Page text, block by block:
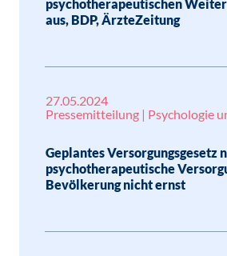
psychotherapeutischen
aus, BDP, ÄrzteZeitung
27.05.2024
Pressemitteilung | Psychologie
Geplantes Versorgungsgesetz
psychotherapeutische
Bevölkerung nicht ernst